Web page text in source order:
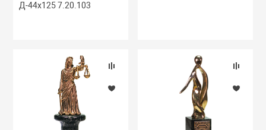
Д-44х125 7.20.103